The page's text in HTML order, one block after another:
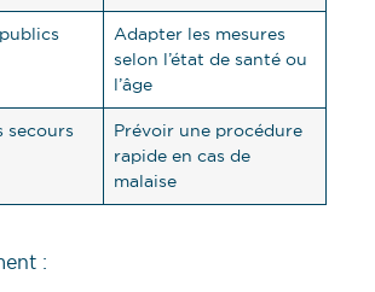
Adapter les mesures
selon l’état de santé ou
l’âge
secours
Prévoir une procédure
rapide en cas de
malaise
: